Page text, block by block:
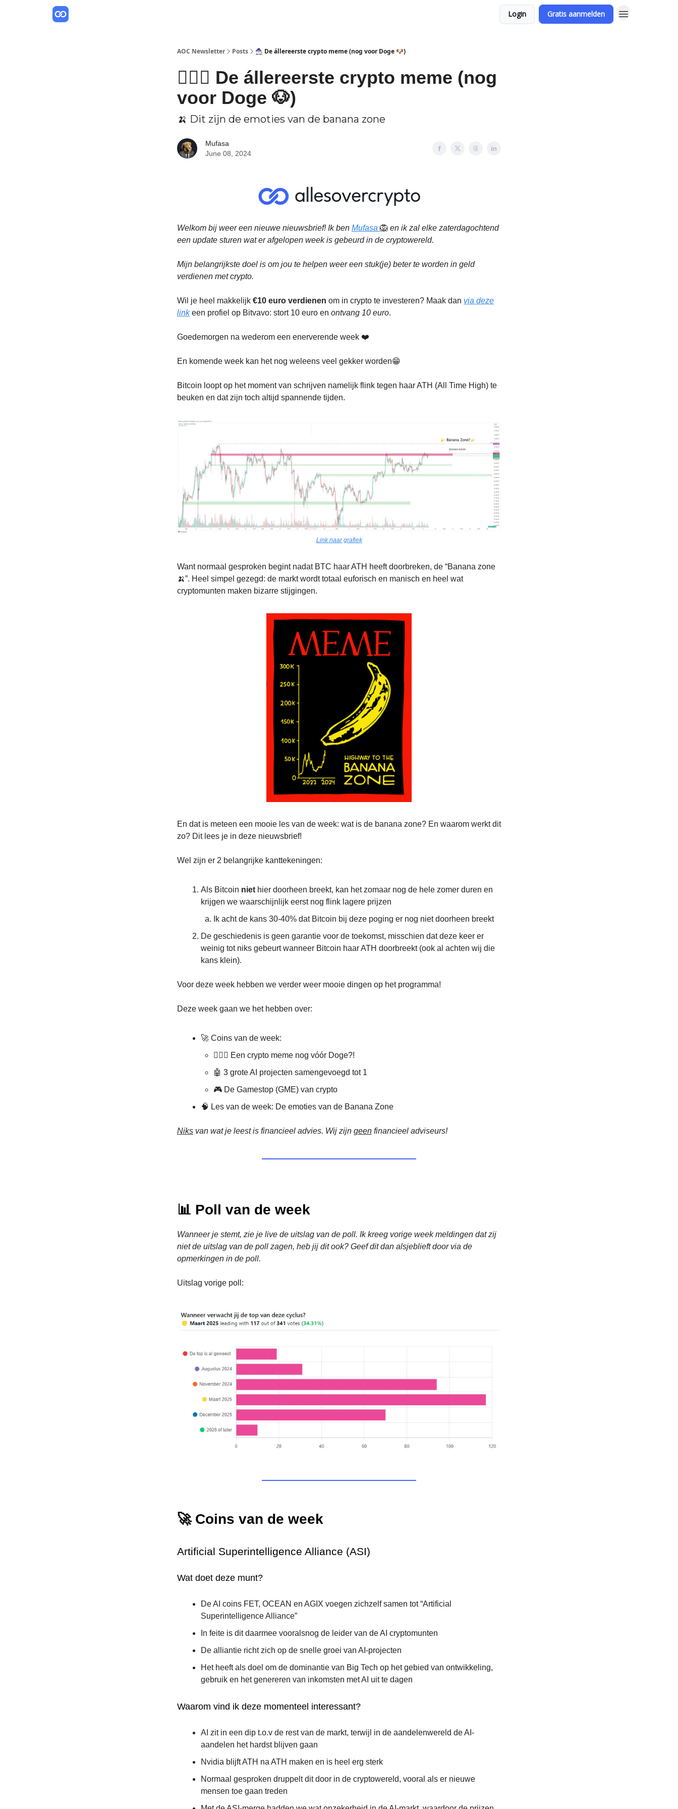
Login Gratis aanmelden
AOC Newsletter Posts 🧙🏼‍♂️ De állereerste crypto meme (nog voor Doge 🐶)
🧙🏼‍♂️ De állereerste crypto meme (nog
voor Doge 🐶)
🍌 Dit zijn de emoties van de banana zone
Mufasa
June 08, 2024
Welkom bij weer een nieuwe nieuwsbrief! Ik ben Mufasa 🦁 en ik zal elke zaterdagochtend
een update sturen wat er afgelopen week is gebeurd in de cryptowereld.
Mijn belangrijkste doel is om jou te helpen weer een stuk(je) beter te worden in geld
verdienen met crypto.
Wil je heel makkelijk €10 euro verdienen om in crypto te investeren? Maak dan via deze
linkeen profiel op Bitvavo: stort 10 euro en ontvang 10 euro.
Goedemorgen na wederom een enerverende week ❤️
En komende week kan het nog weleens veel gekker worden😁
Bitcoin loopt op het moment van schrijven namelijk flink tegen haar ATH (All Time High) te
beuken en dat zijn toch altijd spannende tijden.
Link naar grafiek
Want normaal gesproken begint nadat BTC haar ATH heeft doorbreken, de “Banana zone
🍌”. Heel simpel gezegd: de markt wordt totaal euforisch en manisch en heel wat
cryptomunten maken bizarre stijgingen.
En dat is meteen een mooie les van de week: wat is de banana zone? En waarom werkt dit
zo? Dit lees je in deze nieuwsbrief!
Wel zijn er 2 belangrijke kanttekeningen:
Als Bitcoin niet hier doorheen breekt, kan het zomaar nog de hele zomer duren en
krijgen we waarschijnlijk eerst nog flink lagere prijzen
Ik acht de kans 30-40% dat Bitcoin bij deze poging er nog niet doorheen breekt
De geschiedenis is geen garantie voor de toekomst, misschien dat deze keer er
weinig tot niks gebeurt wanneer Bitcoin haar ATH doorbreekt (ook al achten wij die
kans klein).
Voor deze week hebben we verder weer mooie dingen op het programma!
Deze week gaan we het hebben over:
🚀 Coins van de week:
🧙🏼‍♂️ Een crypto meme nog vóór Doge?!
🤖 3 grote AI projecten samengevoegd tot 1
🎮 De Gamestop (GME) van crypto
🧠 Les van de week: De emoties van de Banana Zone
Niks van wat je leest is financieel advies. Wij zijn geen financieel adviseurs!
📊 Poll van de week
Wanneer je stemt, zie je live de uitslag van de poll. Ik kreeg vorige week meldingen dat zij
niet de uitslag van de poll zagen, heb jij dit ook? Geef dit dan alsjeblieft door via de
opmerkingen in de poll.
Uitslag vorige poll:
🚀 Coins van de week
Artificial Superintelligence Alliance (ASI)
Wat doet deze munt?
De AI coins FET, OCEAN en AGIX voegen zichzelf samen tot “Artificial
Superintelligence Alliance”
In feite is dit daarmee vooralsnog de leider van de AI cryptomunten
De alliantie richt zich op de snelle groei van AI-projecten
Het heeft als doel om de dominantie van Big Tech op het gebied van ontwikkeling,
gebruik en het genereren van inkomsten met AI uit te dagen
Waarom vind ik deze momenteel interessant?
AI zit in een dip t.o.v de rest van de markt, terwijl in de aandelenwereld de AI-
aandelen het hardst blijven gaan
Nvidia blijft ATH na ATH maken en is heel erg sterk
Normaal gesproken druppelt dit door in de cryptowereld, vooral als er nieuwe
mensen toe gaan treden